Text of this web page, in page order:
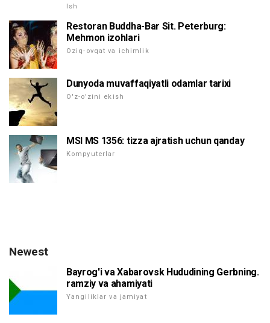
Ish
Restoran Buddha-Bar Sit. Peterburg:
Mehmon izohlari
Oziq-ovqat va ichimlik
Dunyoda muvaffaqiyatli odamlar tarixi
O'z-o'zini ekish
MSI MS 1356: tizza ajratish uchun qanday
Kompyuterlar
Newest
Bayrog'i va Xabarovsk Hududining Gerbning.
ramziy va ahamiyati
Yangiliklar va jamiyat